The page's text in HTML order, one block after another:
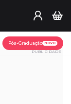
Pós-Graduação NOVO
PUBLICIDADE